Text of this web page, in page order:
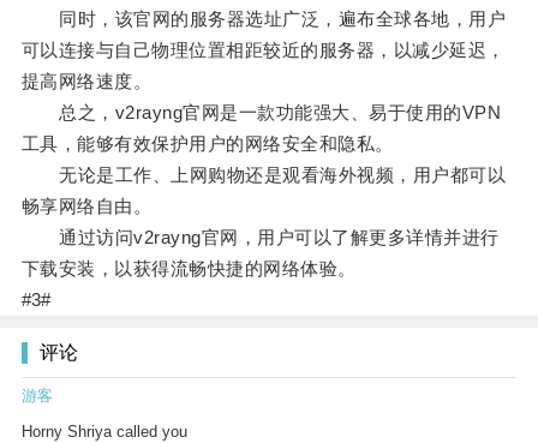
同时，该官网的服务器选址广泛，遍布全球各地，用户
可以连接与自己物理位置相距较近的服务器，以减少延迟，
提高网络速度。
总之，v2rayng官网是一款功能强大、易于使用的VPN
工具，能够有效保护用户的网络安全和隐私。
无论是工作、上网购物还是观看海外视频，用户都可以
畅享网络自由。
通过访问v2rayng官网，用户可以了解更多详情并进行
下载安装，以获得流畅快捷的网络体验。
#3#
评论
游客
Horny Shriya called you